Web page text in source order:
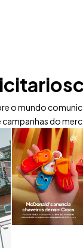
o mundo
campanhas do